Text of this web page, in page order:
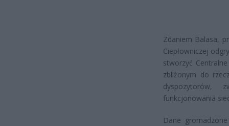
Zdaniem Balasa,
Ciepłowniczej
stworzyć
zbliżonym do
dyspozytorów,
funkcjonowania
Dane